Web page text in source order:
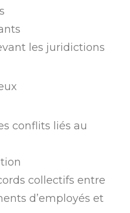
les juridictions
conflits liés au
collectifs entre
d’employés et